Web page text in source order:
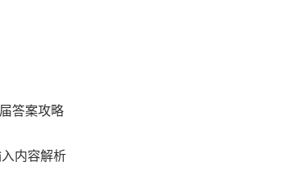
答案攻略
内容解析